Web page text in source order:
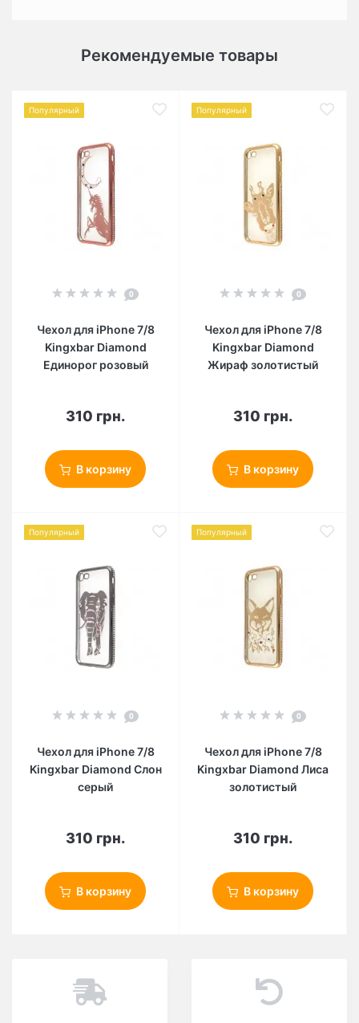
Рекомендуемые товары
Популярный
0
Чехол для iPhone 7/8
Kingxbar Diamond
Единорог розовый
310 грн.
В корзину
Популярный
0
Чехол для iPhone 7/8
Kingxbar Diamond
Жираф золотистый
310 грн.
В корзину
Популярный
0
Чехол для iPhone 7/8
Kingxbar Diamond Слон
серый
310 грн.
В корзину
Популярный
0
Чехол для iPhone 7/8
Kingxbar Diamond Лиса
золотистый
310 грн.
В корзину